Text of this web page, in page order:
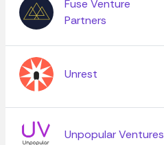
Fuse Venture
Partners
Unrest
Unpopular Ventures